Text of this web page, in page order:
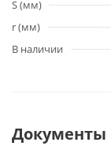
S (мм)
r (мм)
В наличии
Документы